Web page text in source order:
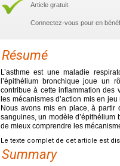
Article gratuit.
Connectez-vous pour en
Résumé
L’asthme est une maladie
l’épithélium bronchique joue un
contribue à cette inflammation des
les mécanismes d’action mis en
Nous avons mis en place, à partir
sanguines, un modèle
de mieux comprendre les
Le texte complet de cet article est
Summary